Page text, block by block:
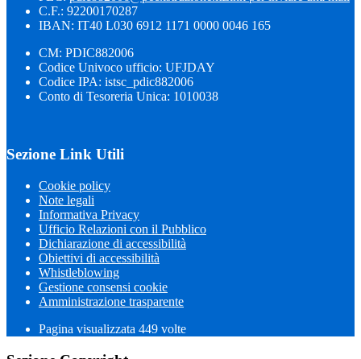
C.F.: 92200170287
IBAN: IT40 L030 6912 1171 0000 0046 165
CM: PDIC882006
Codice Univoco ufficio: UFJDAY
Codice IPA: istsc_pdic882006
Conto di Tesoreria Unica: 1010038
Sezione Link Utili
Cookie policy
Note legali
Informativa Privacy
Ufficio Relazioni con il Pubblico
Dichiarazione di accessibilità
Obiettivi di accessibilità
Whistleblowing
Gestione consensi cookie
Amministrazione trasparente
Pagina visualizzata 449 volte